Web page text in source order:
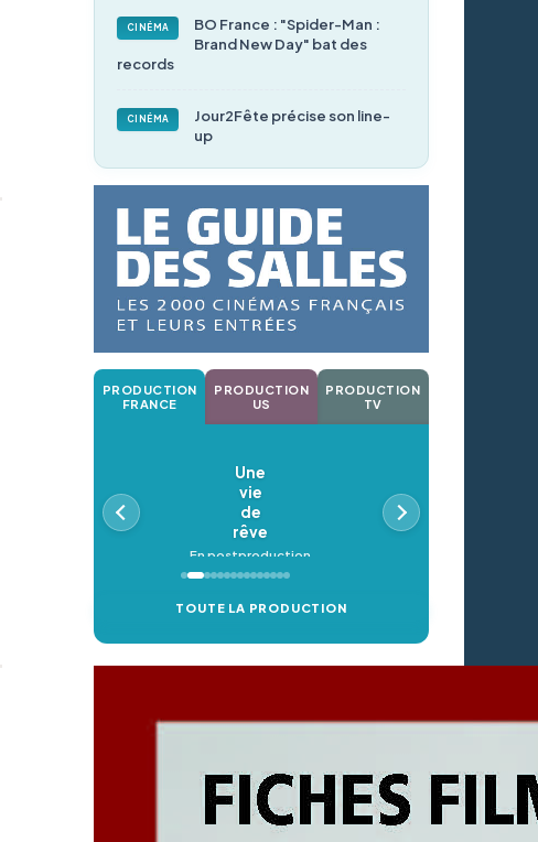
CINÉMA
BO France : "Spider-Man :
Brand New Day" bat des
records
CINÉMA
Jour2Fête précise son line-
up
PRODUCTION
FRANCE
PRODUCTION
US
PRODUCTION
TV
Une
vie
de
rêve
En postproduction
TOUTE LA PRODUCTION